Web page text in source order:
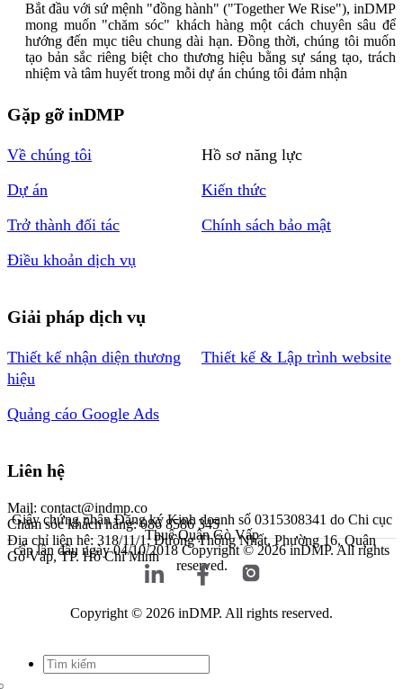
Bắt đầu với sứ mệnh "đồng hành" ("Together We Rise"), inDMP
mong muốn "chăm sóc" khách hàng một cách chuyên sâu để
hướng đến mục tiêu chung dài hạn. Đồng thời, chúng tôi muốn
tạo bản sắc riêng biệt cho thương hiệu bằng sự sáng tạo, trách
nhiệm và tâm huyết trong mỗi dự án chúng tôi đảm nhận
Gặp gỡ inDMP
Về chúng tôi
Hồ sơ năng lực
Dự án
Kiến thức
Trở thành đối tác
Chính sách bảo mật
Điều khoản dịch vụ
Giải pháp dịch vụ
Thiết kế nhận diện thương
hiệu
Thiết kế & Lập trình website
Quảng cáo Google Ads
Liên hệ
Mail: contact@indmp.co
Chăm sóc khách hàng: 086 8586 345
Địa chỉ liên hệ: 318/11/1, Đường Thống Nhất, Phường 16, Quận
Gò Vấp, TP. Hồ Chí Minh
Giấy chứng nhận Đăng ký Kinh doanh số 0315308341 do Chi cục
Thuế Quận Gò Vấp
cấp lần đầu ngày 04/10/2018Copyright © 2026 inDMP. All rights
reserved.
Copyright © 2026 inDMP. All rights reserved.